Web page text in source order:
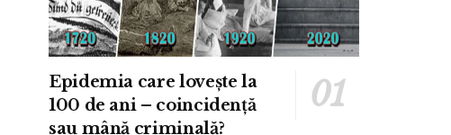
Epidemia care lovește la
100 de ani – coincidență
sau mână criminală?